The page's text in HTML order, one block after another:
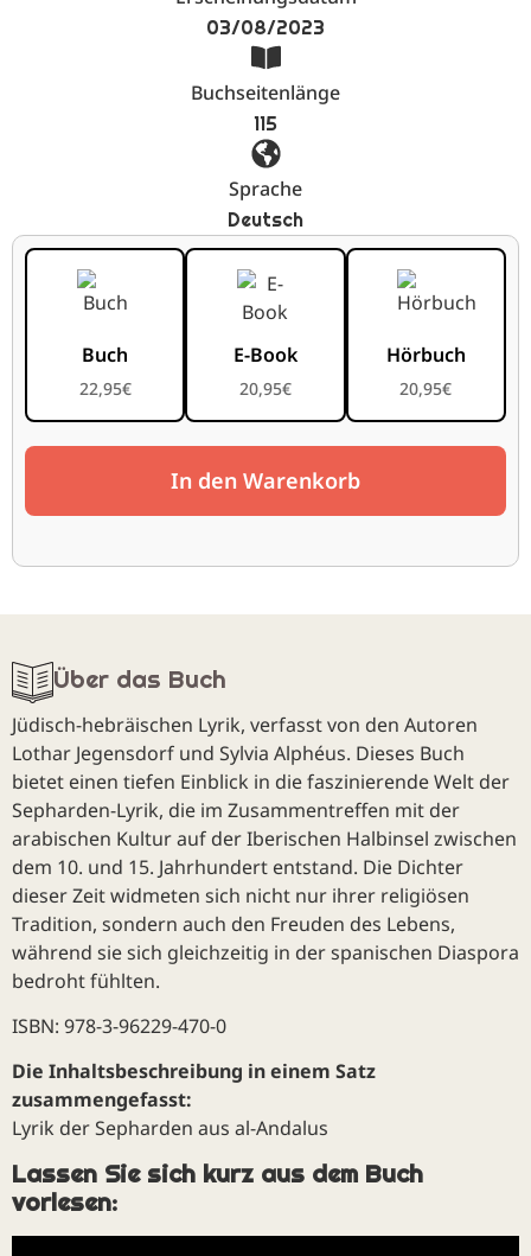
03/08/2023
Buchseitenlänge
115
Sprache
Deutsch
Buch
22,95€
E-Book
20,95€
Hörbuch
20,95€
In den Warenkorb
Über das Buch
Jüdisch-hebräischen Lyrik, verfasst von den Autoren
Lothar Jegensdorf und Sylvia Alphéus. Dieses Buch
bietet einen tiefen Einblick in die faszinierende Welt der
Sepharden-Lyrik, die im Zusammentreffen mit der
arabischen Kultur auf der Iberischen Halbinsel zwischen
dem 10. und 15. Jahrhundert entstand. Die Dichter
dieser Zeit widmeten sich nicht nur ihrer religiösen
Tradition, sondern auch den Freuden des Lebens,
während sie sich gleichzeitig in der spanischen Diaspora
bedroht fühlten.
ISBN: 978-3-96229-470-0
Die Inhaltsbeschreibung in einem Satz
zusammengefasst:
Lyrik der Sepharden aus al-Andalus
Lassen Sie sich kurz aus dem Buch
vorlesen: